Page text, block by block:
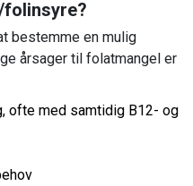
bestemme en mulig
årsager til folatmangel er
ofte med samtidig B12- og